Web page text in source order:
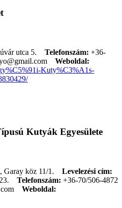
utca 5. Telefonszám: +36-
Weboldal:
Kuty%C3%A1s-
Kutyák Egyesülete
Garay köz 11/1. Levelezési cím:
Telefonszám: +36-70/506-4872
Weboldal: